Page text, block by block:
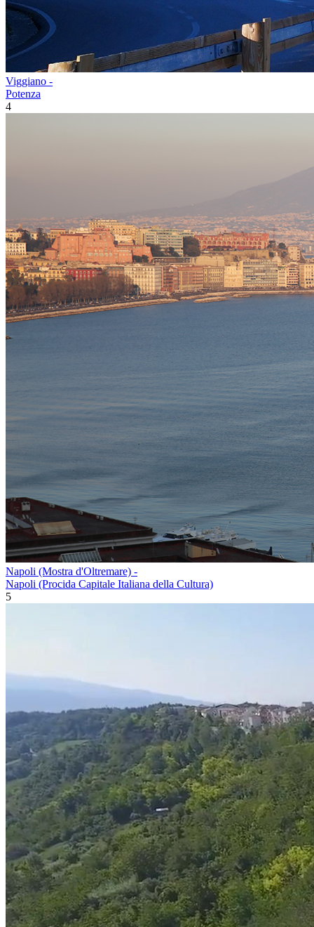
Viggiano -
Potenza
4
Napoli (Mostra d'Oltremare) -
Napoli (Procida Capitale Italiana della Cultura)
5